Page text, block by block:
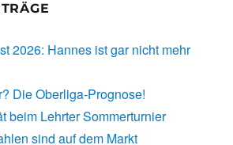
2026: Hannes ist gar nicht mehr
Die Oberliga-Prognose!
beim Lehrter Sommerturnier
sind auf dem Markt